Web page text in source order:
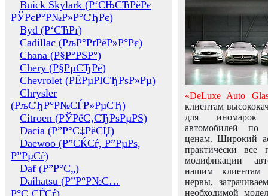
Buick Skylark (Р‘СЊСЋРёРє
РЎРєР°Р№Р»Р°СЂРє)
Byd (Р‘СЋРґ)
Cadillac (РљР°РґРёР»Р°Рє)
Chana (Р§Р°РЅР°)
Chery (Р§РµСЂРё)
Chevrolet (РЁРµРІСЂРѕР»Рµ)
Chrysler
(РљСЂР°Р№СЃР»РµСЂ)
Citroen (РЎРёС‚СЂРѕРµРЅ)
Dacia (Р”Р°С‡РёСЏ)
Daewoo (Р”СЌСѓ, Р”РµРѕ,
Р”РµСѓ)
Daf (Р”Р°С„)
Daihatsu (Р”Р°Р№С…
Р°С‚СЃСѓ)
«DeLuxe Auto
клиентам
для иномарок
автомобилей
ценам. Широкий
практически все
модификации
нашим клиентам
нервы,
необходимой